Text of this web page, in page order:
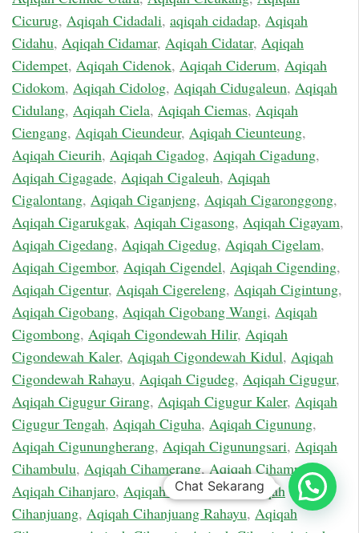
Cicurug, Aqiqah Cidadali, aqiqah cidadap, Aqiqah
Cidahu, Aqiqah Cidamar, Aqiqah Cidatar, Aqiqah
Cidempet, Aqiqah Cidenok, Aqiqah Ciderum, Aqiqah
Cidokom, Aqiqah Cidolog, Aqiqah Cidugaleun, Aqiqah
Cidulang, Aqiqah Ciela, Aqiqah Ciemas, Aqiqah
Ciengang, Aqiqah Cieundeur, Aqiqah Cieunteung,
Aqiqah Cieurih, Aqiqah Cigadog, Aqiqah Cigadung,
Aqiqah Cigagade, Aqiqah Cigaleuh, Aqiqah
Cigalontang, Aqiqah Ciganjeng, Aqiqah Cigaronggong,
Aqiqah Cigarukgak, Aqiqah Cigasong, Aqiqah Cigayam,
Aqiqah Cigedang, Aqiqah Cigedug, Aqiqah Cigelam,
Aqiqah Cigembor, Aqiqah Cigendel, Aqiqah Cigending,
Aqiqah Cigentur, Aqiqah Cigereleng, Aqiqah Cigintung,
Aqiqah Cigobang, Aqiqah Cigobang Wangi, Aqiqah
Cigombong, Aqiqah Cigondewah Hilir, Aqiqah
Cigondewah Kaler, Aqiqah Cigondewah Kidul, Aqiqah
Cigondewah Rahayu, Aqiqah Cigudeg, Aqiqah Cigugur,
Aqiqah Cigugur Girang, Aqiqah Cigugur Kaler, Aqiqah
Cigugur Tengah, Aqiqah Ciguha, Aqiqah Cigunung,
Aqiqah Cigunungherang, Aqiqah Cigunungsari, Aqiqah
Cihambulu, Aqiqah Cihamerang,Aqiqah Cihampelas,
Aqiqah Cihanjaro, Aqiqah Cihanjawar,Aqiqah
Cihanjuang, Aqiqah Cihanjuang Rahayu, Aqiqah
Chat Sekarang